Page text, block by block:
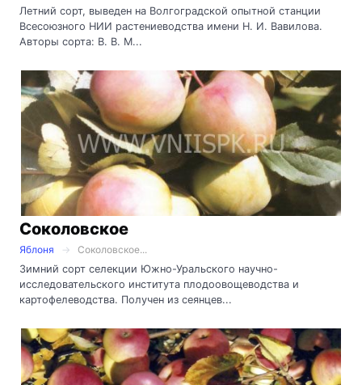
Летний сорт, выведен на Волгоградской опытной станции
Всесоюзного НИИ растениеводства имени Н. И. Вавилова.
Авторы сорта: В. В. М...
Соколовское
Яблоня
Соколовское...
Зимний сорт селекции Южно-Уральского научно-
исследовательского института плодоовощеводства и
картофелеводства. Получен из сеянцев...